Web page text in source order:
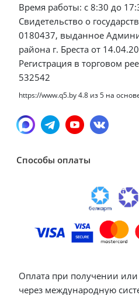
Время работы: с 8:30 до
Свидетельство о
0180437, выданное
района г. Бреста от
Регистрация в торговом
532542
https://www.q5.by4.8 из5 на
Способы оплаты
Оплата при получении или
через международную